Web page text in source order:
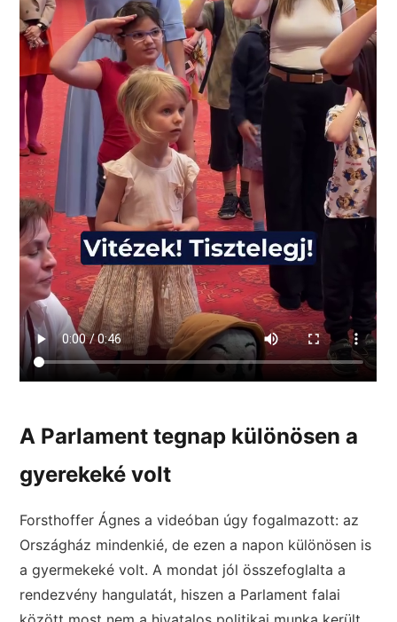
A Parlament tegnap különösen a
gyerekeké volt
Forsthoffer Ágnes a videóban úgy fogalmazott: az
Országház mindenkié, de ezen a napon különösen is
a gyermekeké volt. A mondat jól összefoglalta a
rendezvény hangulatát, hiszen a Parlament falai